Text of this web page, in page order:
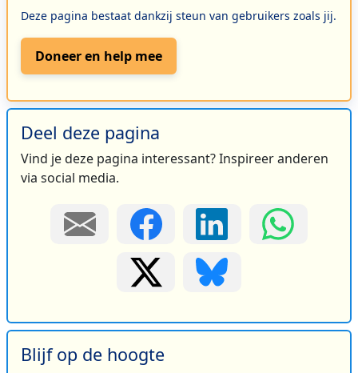
Deze pagina bestaat dankzij steun van gebruikers zoals jij.
Doneer en help mee
Deel deze pagina
Vind je deze pagina interessant? Inspireer anderen
via social media.
Blijf op de hoogte